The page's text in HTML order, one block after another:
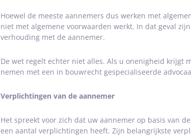
Hoewel de meeste aannemers dus werken met
niet met algemene voorwaarden werkt. In dat geval
verhouding met de aannemer.
De wet regelt echter niet alles. Als u onenigheid krijgt
nemen met een in bouwrecht gespecialiseerde
Verplichtingen van de aannemer
Het spreekt voor zich dat uw aannemer op basis van
een aantal verplichtingen heeft. Zijn belangrijkste